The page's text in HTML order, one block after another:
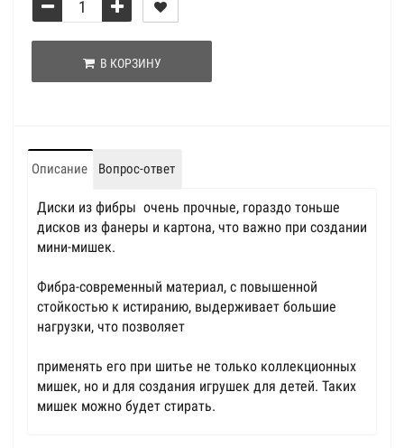
В КОРЗИНУ
Описание Вопрос-ответ
Диски из фибры очень прочные, гораздо тоньше
дисков из фанеры и картона, что важно при создании
мини-мишек.
Фибра-современный материал, с повышенной
стойкостью к истиранию, выдерживает большие
нагрузки, что позволяет
применять его при шитье не только коллекционных
мишек, но и для создания игрушек для детей. Таких
мишек можно будет стирать.